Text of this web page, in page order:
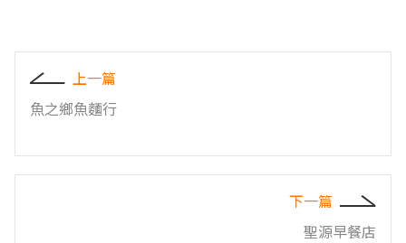
上一篇
魚之鄉魚麵行
下一篇
聖源早餐店